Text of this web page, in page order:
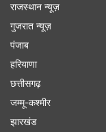
एक्टर की हैं दो बेटियां
राजस्थान न्यूज़
गुजरात न्यूज़
पंजाब
हरियाणा
छत्तीसगढ़
जम्मू-कश्मीर
झारखंड